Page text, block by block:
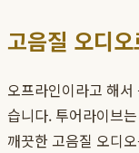
고음질 오디
오프라인이라고 해
습니다. 투어라이브
깨끗한 고음질 오디